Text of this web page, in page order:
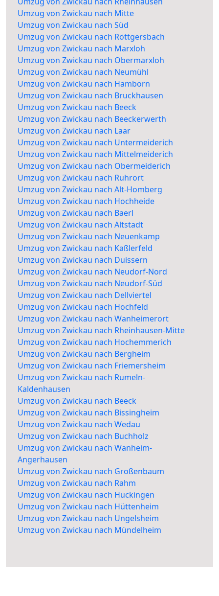
Umzug von Zwickau nach Mitte
Umzug von Zwickau nach Süd
Umzug von Zwickau nach Röttgersbach
Umzug von Zwickau nach Marxloh
Umzug von Zwickau nach Obermarxloh
Umzug von Zwickau nach Neumühl
Umzug von Zwickau nach Hamborn
Umzug von Zwickau nach Bruckhausen
Umzug von Zwickau nach Beeck
Umzug von Zwickau nach Beeckerwerth
Umzug von Zwickau nach Laar
Umzug von Zwickau nach Untermeiderich
Umzug von Zwickau nach Mittelmeiderich
Umzug von Zwickau nach Obermeiderich
Umzug von Zwickau nach Ruhrort
Umzug von Zwickau nach Alt-Homberg
Umzug von Zwickau nach Hochheide
Umzug von Zwickau nach Baerl
Umzug von Zwickau nach Altstadt
Umzug von Zwickau nach Neuenkamp
Umzug von Zwickau nach Kaßlerfeld
Umzug von Zwickau nach Duissern
Umzug von Zwickau nach Neudorf-Nord
Umzug von Zwickau nach Neudorf-Süd
Umzug von Zwickau nach Dellviertel
Umzug von Zwickau nach Hochfeld
Umzug von Zwickau nach Wanheimerort
Umzug von Zwickau nach Rheinhausen-Mitte
Umzug von Zwickau nach Hochemmerich
Umzug von Zwickau nach Bergheim
Umzug von Zwickau nach Friemersheim
Umzug von Zwickau nach Rumeln-
Kaldenhausen
Umzug von Zwickau nach Beeck
Umzug von Zwickau nach Bissingheim
Umzug von Zwickau nach Wedau
Umzug von Zwickau nach Buchholz
Umzug von Zwickau nach Wanheim-
Angerhausen
Umzug von Zwickau nach Großenbaum
Umzug von Zwickau nach Rahm
Umzug von Zwickau nach Huckingen
Umzug von Zwickau nach Hüttenheim
Umzug von Zwickau nach Ungelsheim
Umzug von Zwickau nach Mündelheim